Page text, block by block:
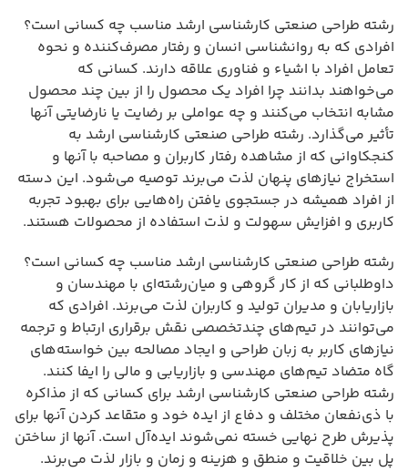
رشته طراحی صنعتی کارشناسی ارشد مناسب چه کسانی است؟
افرادی که به روانشناسی انسان و رفتار مصرف‌کننده و نحوه
تعامل افراد با اشیاء و فناوری علاقه دارند. کسانی که
می‌خواهند بدانند چرا افراد یک محصول را از بین چند محصول
مشابه انتخاب می‌کنند و چه عواملی بر رضایت یا نارضایتی آنها
تأثیر می‌گذارد. رشته طراحی صنعتی کارشناسی ارشد به
کنجکاوانی که از مشاهده رفتار کاربران و مصاحبه با آنها و
استخراج نیازهای پنهان لذت می‌برند توصیه می‌شود. این دسته
از افراد همیشه در جستجوی یافتن راه‌هایی برای بهبود تجربه
کاربری و افزایش سهولت و لذت استفاده از محصولات هستند.
رشته طراحی صنعتی کارشناسی ارشد مناسب چه کسانی است؟
داوطلبانی که از کار گروهی و میان‌رشته‌ای با مهندسان و
بازاریابان و مدیران تولید و کاربران لذت می‌برند. افرادی که
می‌توانند در تیم‌های چندتخصصی نقش برقراری ارتباط و ترجمه
نیازهای کاربر به زبان طراحی و ایجاد مصالحه بین خواسته‌های
گاه متضاد تیم‌های مهندسی و بازاریابی و مالی را ایفا کنند.
رشته طراحی صنعتی کارشناسی ارشد برای کسانی که از مذاکره
با ذی‌نفعان مختلف و دفاع از ایده خود و متقاعد کردن آنها برای
پذیرش طرح نهایی خسته نمی‌شوند ایده‌آل است. آنها از ساختن
پل بین خلاقیت و منطق و هزینه و زمان و بازار لذت می‌برند.